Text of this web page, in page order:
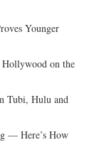
Younger
on the
Tubi, Hulu and
— Here’s How